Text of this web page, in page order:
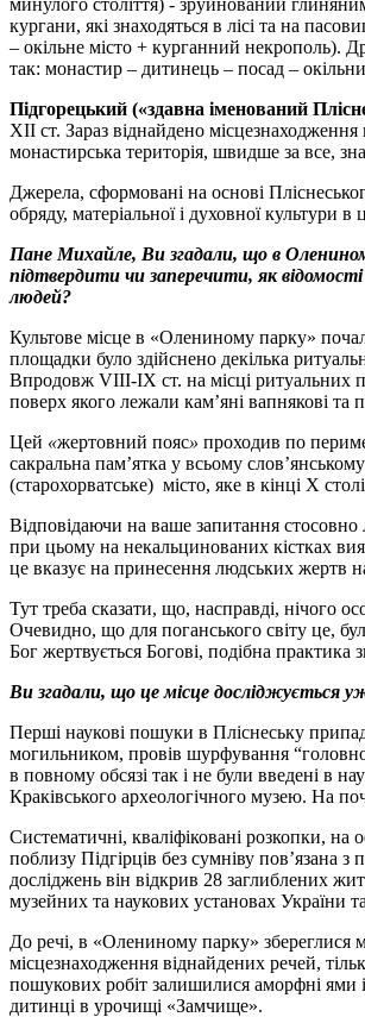
кургани, які знаходяться в лісі та на
– окільне місто + курганний некрополь).
так: монастир – дитинець – посад –
Підгорецький («здавна іменований
ХІІ ст. Зараз віднайдено
монастирська територія, швидше за все,
Джерела, сформовані на основі
обряду, матеріальної і духовної культури в
Пане Михайле, Ви згадали, що в
підтвердити чи заперечити, як
людей?
Культове місце в «Олениному парку»
площадки було здійснено декілька
Впродовж VІІІ-ІХ ст. на місці ритуальних
поверх якого лежали кам’яні вапнякові та
Цей «жертовний пояс» проходив по
сакральна пам’ятка у всьому
(старохорватське) місто, яке в кінці Х
Відповідаючи на ваше запитання
при цьому на некальцинованих кістках
це вказує на принесення людських жертв
Тут треба сказати, що, насправді, нічого
Очевидно, що для поганського світу це,
Бог жертвується Богові, подібна
Ви згадали, що це місце досліджується
Перші наукові пошуки в Пліснеську
могильником, провів шурфування
в повному обсязі так і не були введені в
Краківського археологічного музею. На
Систематичні, кваліфіковані розкопки, на
поблизу Підгірців без сумніву пов’язана
досліджень він відкрив 28 заглиблених
музейних та наукових установах України
До речі, в «Олениному парку» збереглися
місцезнаходження віднайдених речей,
пошукових робіт залишилися аморфні ями
дитинці в урочищі «Замчище».